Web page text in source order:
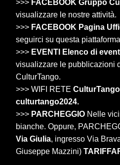
>>> FACEBOOK Gruppo
visualizzare le nostre attività.
>>> FACEBOOK Pagina
seguirci su questa
>>> EVENTI Elenco di
visualizzare le pubblicazioni
CulturTango.
>>> WIFI RETECulturTango
culturtango2024.
>>> PARCHEGGIO Nelle
bianche. Oppure,
Via Giulia, ingresso Via
Giuseppe Mazzini)